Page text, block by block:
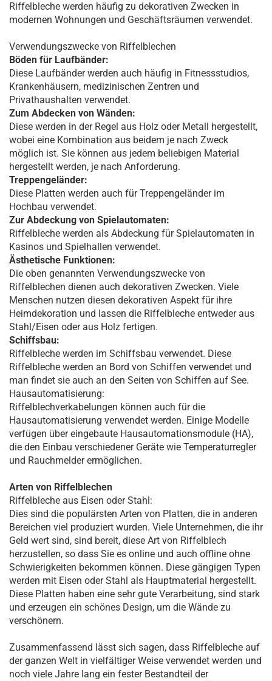
Riffelbleche werden häufig zu dekorativen Zwecken in
modernen Wohnungen und Geschäftsräumen verwendet.
Verwendungszwecke von Riffelblechen
Böden für Laufbänder:
Diese Laufbänder werden auch häufig in Fitnessstudios,
Krankenhäusern, medizinischen Zentren und
Privathaushalten verwendet.
Zum Abdecken von Wänden:
Diese werden in der Regel aus Holz oder Metall hergestellt,
wobei eine Kombination aus beidem je nach Zweck
möglich ist. Sie können aus jedem beliebigen Material
hergestellt werden, je nach Anforderung.
Treppengeländer:
Diese Platten werden auch für Treppengeländer im
Hochbau verwendet.
Zur Abdeckung von Spielautomaten:
Riffelbleche werden als Abdeckung für Spielautomaten in
Kasinos und Spielhallen verwendet.
Ästhetische Funktionen:
Die oben genannten Verwendungszwecke von
Riffelblechen dienen auch dekorativen Zwecken. Viele
Menschen nutzen diesen dekorativen Aspekt für ihre
Heimdekoration und lassen die Riffelbleche entweder aus
Stahl/Eisen oder aus Holz fertigen.
Schiffsbau:
Riffelbleche werden im Schiffsbau verwendet. Diese
Riffelbleche werden an Bord von Schiffen verwendet und
man findet sie auch an den Seiten von Schiffen auf See.
Hausautomatisierung:
Riffelblechverkabelungen können auch für die
Hausautomatisierung verwendet werden. Einige Modelle
verfügen über eingebaute Hausautomationsmodule (HA),
die den Einbau verschiedener Geräte wie Temperaturregler
und Rauchmelder ermöglichen.
Arten von Riffelblechen
Riffelbleche aus Eisen oder Stahl:
Dies sind die populärsten Arten von Platten, die in anderen
Bereichen viel produziert wurden. Viele Unternehmen, die ihr
Geld wert sind, sind bereit, diese Art von Riffelblech
herzustellen, so dass Sie es online und auch offline ohne
Schwierigkeiten bekommen können. Diese gängigen Typen
werden mit Eisen oder Stahl als Hauptmaterial hergestellt.
Diese Platten haben eine sehr gute Verarbeitung, sind stark
und erzeugen ein schönes Design, um die Wände zu
verschönern.
Zusammenfassend lässt sich sagen, dass Riffelbleche auf
der ganzen Welt in vielfältiger Weise verwendet werden und
noch viele Jahre lang ein fester Bestandteil der